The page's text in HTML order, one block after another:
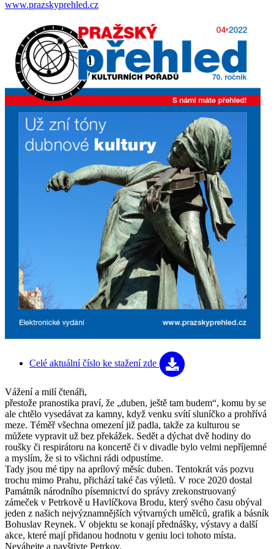
www.prazskyprehled.cz
Celé aktuální číslo ke stažení zde
Vážení a milí čtenáři,
přestože pranostika praví, že „duben, ještě tam budem“, komu by se
ale chtělo vysedávat za kamny, když venku svítí sluníčko a prohřívá
meze. Téměř všechna omezení již padla, takže za kulturou se
můžete vypravit už bez překážek. Sedět a dýchat dvě hodiny do
roušky či respirátoru na koncertě či v divadle bylo velmi nepříjemné
a myslím, že si to všichni rádi odpustíme.
Tady jsou mé tipy na aprílový měsíc duben. Tentokrát vás pozvu
trochu mimo Prahu, přichází také čas výletů. V roce 2020 dostal
Památník národního písemnictví do správy zrekonstruovaný
zámeček v Petrkově u Havlíčkova Brodu, který svého času obýval
jeden z našich nejvýznamnějších výtvarných umělců, grafik a básník
Bohuslav Reynek. V objektu se konají přednášky, výstavy a další
akce, které mají přidanou hodnotu v geniu loci tohoto místa.
Neváhejte a navštivte Petrkov.